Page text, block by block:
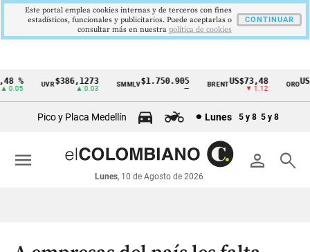
Cintillo
económicos
Colombia
% UVR$386,1273
▲ 0.03
SMMLV$1.750.905 BRENTUS$73,48
▼ 1.12
ORO
Pico y Placa Medellín Lunes 5 y 8 5 y 8
person search
Lunes, 10 de Agosto de 2026
menu
Este portal emplea cookies internas y de terceros con fines
estadísticos, funcionales y publicitarios. Puede aceptarlas o
consultar más en nuestra politica de cookies
CONTINUAR